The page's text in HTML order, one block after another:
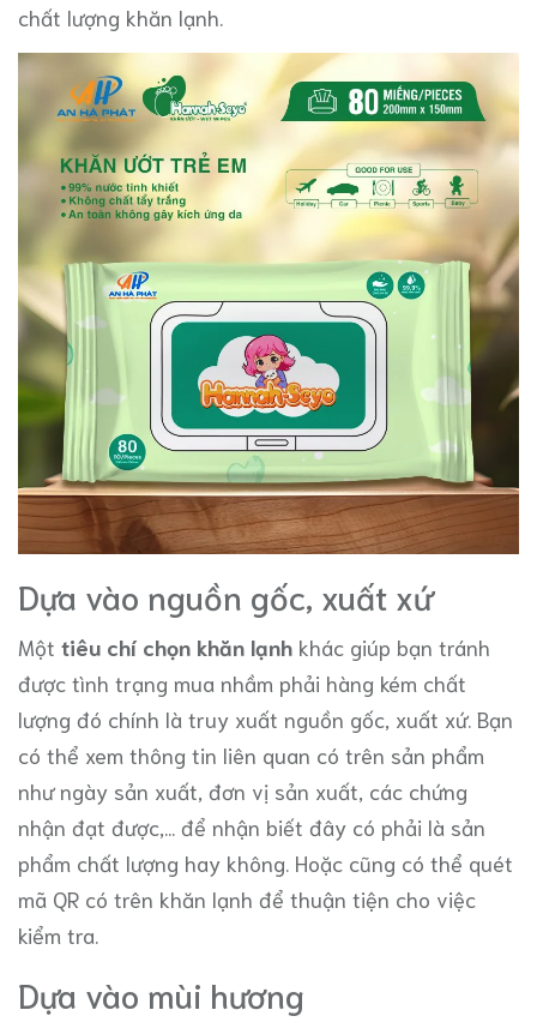
chất lượng khăn lạnh.
Dựa vào nguồn gốc, xuất xứ
Một tiêu chí chọn khăn lạnh khác giúp bạn tránh
được tình trạng mua nhầm phải hàng kém chất
lượng đó chính là truy xuất nguồn gốc, xuất xứ. Bạn
có thể xem thông tin liên quan có trên sản phẩm
như ngày sản xuất, đơn vị sản xuất, các chứng
nhận đạt được,... để nhận biết đây có phải là sản
phẩm chất lượng hay không. Hoặc cũng có thể quét
mã QR có trên khăn lạnh để thuận tiện cho việc
kiểm tra.
Dựa vào mùi hương